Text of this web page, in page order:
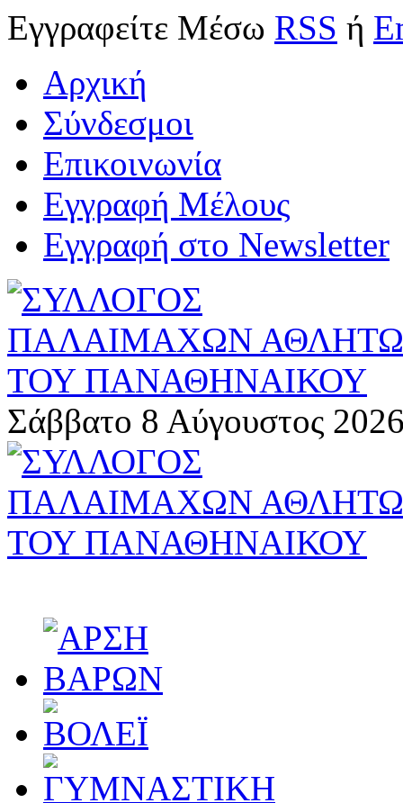
Εγγραφείτε Μέσω RSS ή
Αρχική
Σύνδεσμοι
Επικοινωνία
Εγγραφή Μέλους
Εγγραφή στο Newsletter
Σάββατο 8 Αύγουστος